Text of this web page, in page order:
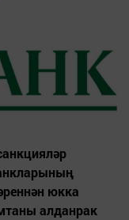
юкка
алданрак